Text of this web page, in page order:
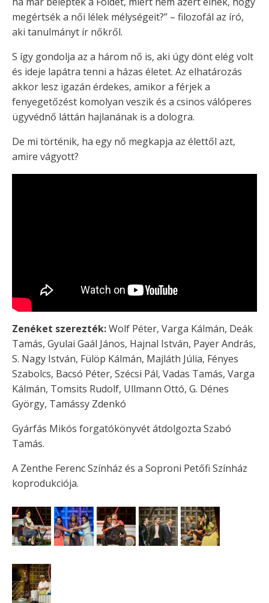
megértsék a női lélek mélységeit?” – filozofál az író,
aki tanulmányt ír nőkről.
S így gondolja az a három nő is, aki úgy dönt elég volt
és ideje lapátra tenni a házas életet. Az elhatározás
akkor lesz igazán érdekes, amikor a férjek a
fenyegetőzést komolyan veszik és a csinos válóperes
ügyvédnő láttán hajlanának is a dologra.
De mi történik, ha egy nő megkapja az élettől azt,
amire vágyott?
Zenéket szerezték:Wolf Péter, Varga Kálmán, Deák
Tamás, Gyulai Gaál János, Hajnal István, Payer András,
S. Nagy István, Fülöp Kálmán, Majláth Júlia, Fényes
Szabolcs, Bacsó Péter, Szécsi Pál, Vadas Tamás, Varga
Kálmán, Tomsits Rudolf, Ullmann Ottó, G. Dénes
György, Tamássy Zdenkó
Gyárfás Mikós forgatókönyvét átdolgozta Szabó
Tamás.
A Zenthe Ferenc Színház és a Soproni Petőfi Színház
koprodukciója.